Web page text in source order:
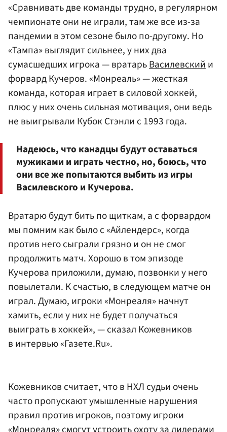
«Сравнивать две команды трудно, в регулярном
чемпионате они не играли, там же все из-за
пандемии в этом сезоне было по-другому. Но
«Тампа» выглядит сильнее, у них два
сумасшедших игрока — вратарьВасилевскийи
форвард Кучеров. «Монреаль» — жесткая
команда, которая играет в силовой хоккей,
плюс у них очень сильная мотивация, они ведь
не выигрывали Кубок Стэнли с 1993 года.
Надеюсь, что канадцы будут оставаться
мужиками и играть честно, но, боюсь, что
они все же попытаются выбить из игры
Василевского и Кучерова.
Вратарю будут бить по щиткам, а с форвардом
мы помним как было с «Айлендерс», когда
против него сыграли грязно и он не смог
продолжить матч. Хорошо в том эпизоде
Кучерова приложили, думаю, позвонки у него
повылетали. К счастью, в следующем матче он
играл. Думаю, игроки «Монреаля» начнут
хамить, если у них не будет получаться
выиграть в хоккей», — сказал Кожевников
в интервью «Газете.Ru».
Кожевников считает, что в НХЛ судьи очень
часто пропускают умышленные нарушения
правил против игроков, поэтому игроки